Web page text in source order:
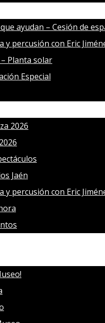
ayudan – Cesión de
y percusión con Eric
Planta solar
Especial
2026
Jaén
y percusión con Eric